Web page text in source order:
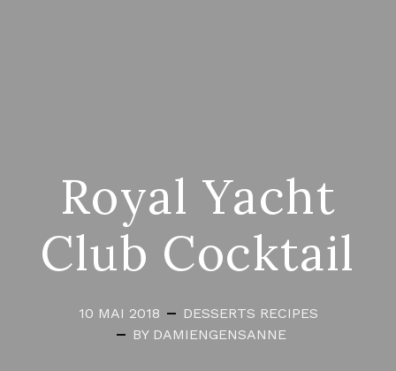
Royal Yacht
Club Cocktail
10 MAI 2018 DESSERTS RECIPES
BY DAMIENGENSANNE